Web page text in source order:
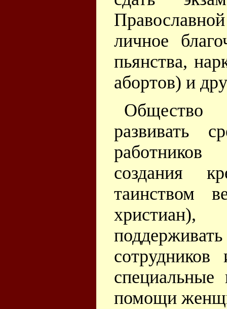
личное
пьянства,
абортов) и
Общество
развивать
создания
таинством
христиан),
сотрудников
помощи